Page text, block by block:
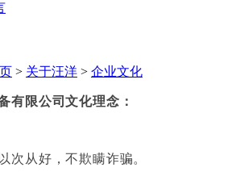
> 关于汪洋 > 企业文化
有限公司文化理念：
次从好，不欺瞒诈骗。